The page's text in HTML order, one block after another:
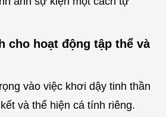
cho hoạt động tập thể và
vào việc khơi dậy tinh thần
và thể hiện cá tính riêng.